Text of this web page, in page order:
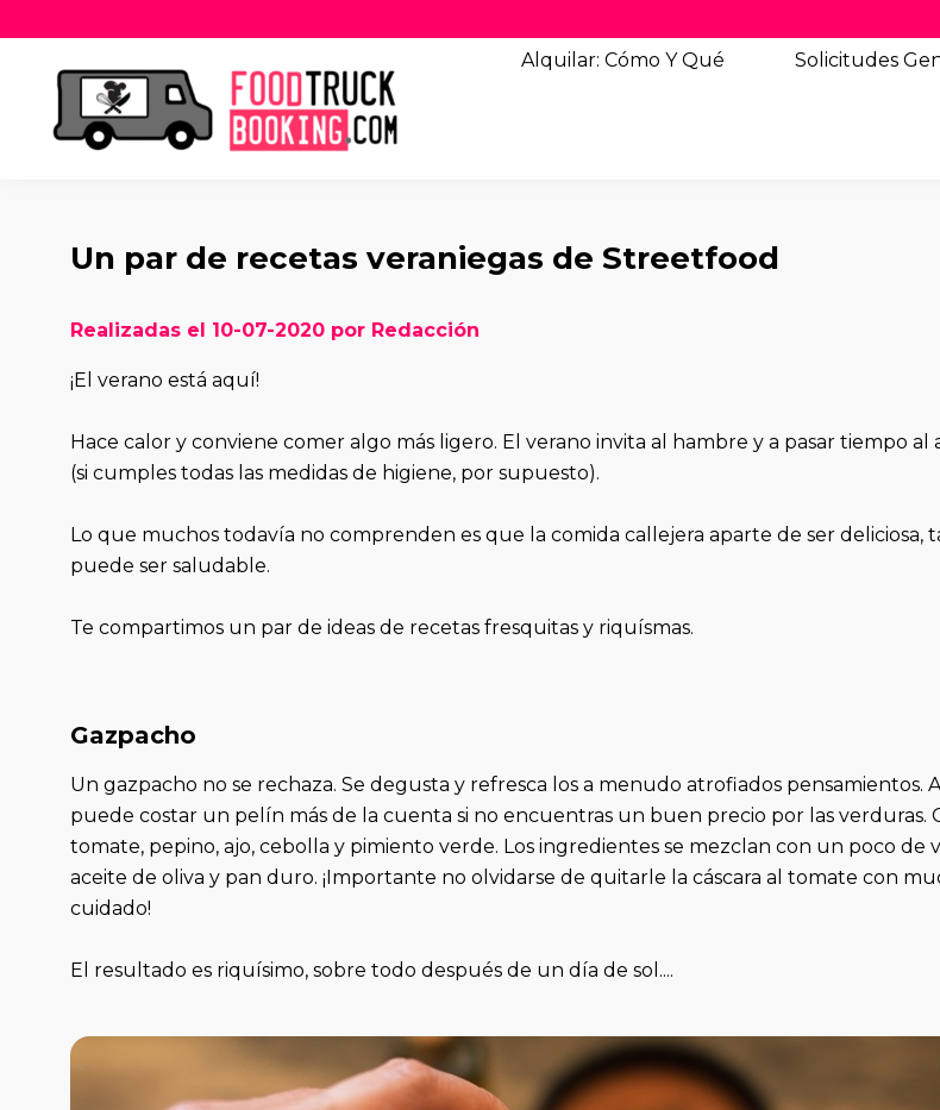
Alquilar: Cómo Y Qué Solicitudes
Un par de recetas veraniegas de Streetfood
Realizadas el 10-07-2020 por Redacción
¡El verano está aquí!
Hace calor y conviene comer algo más ligero. El verano invita al hambre y a pasar tiempo al
(si cumples todas las medidas de higiene, por supuesto).
Lo que muchos todavía no comprenden es que la comida callejera aparte de ser deliciosa,
puede ser saludable.
Te compartimos un par de ideas de recetas fresquitas y riquísmas.
Gazpacho
Un gazpacho no se rechaza. Se degusta y refresca los a menudo atrofiados pensamientos.
puede costar un pelín más de la cuenta si no encuentras un buen precio por las verduras.
tomate, pepino, ajo, cebolla y pimiento verde. Los ingredientes se mezclan con un poco de
aceite de oliva y pan duro. ¡Importante no olvidarse de quitarle la cáscara al tomate con
cuidado!
El resultado es riquísimo, sobre todo después de un día de sol....